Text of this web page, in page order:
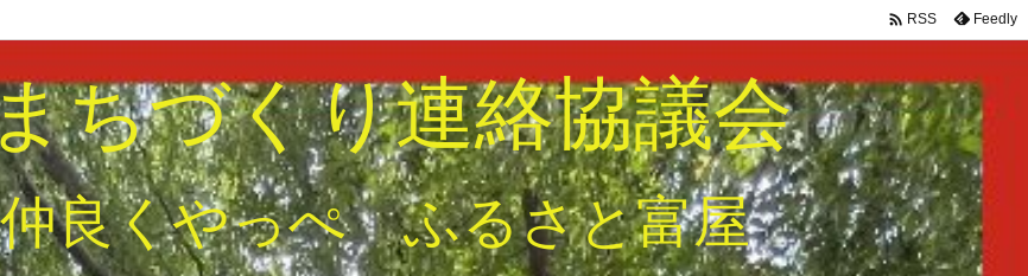
ちづくり連絡協議会
良くやっぺ ふるさと富屋
 RSS Feedly